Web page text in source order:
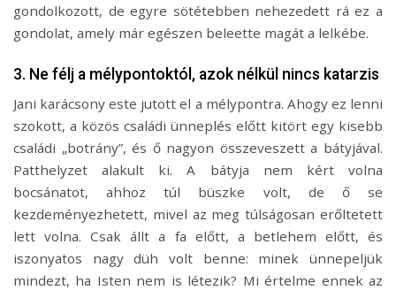
gondolkozott, de egyre sötétebben nehezedett rá ez a
gondolat, amely már egészen beleette magát a lelkébe.
3. Ne félj a mélypontoktól, azok nélkül nincs katarzis
Jani karácsony este jutott el a mélypontra. Ahogy ez lenni
szokott, a közös családi ünneplés előtt kitört egy kisebb
családi „botrány”, és ő nagyon összeveszett a bátyjával.
Patthelyzet alakult ki. A bátyja nem kért volna
bocsánatot, ahhoz túl büszke volt, de ő se
kezdeményezhetett, mivel az meg túlságosan erőltetett
lett volna. Csak állt a fa előtt, a betlehem előtt, és
iszonyatos nagy düh volt benne: minek ünnepeljük
mindezt, ha Isten nem is létezik? Mi értelme ennek az